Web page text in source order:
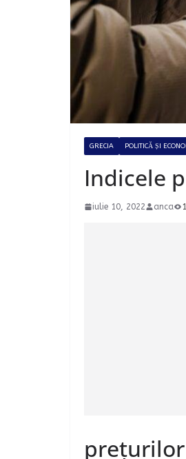
GRECIA POLITICĂ ȘI
Indicele
iulie 10, 2022 anca
prețurilor